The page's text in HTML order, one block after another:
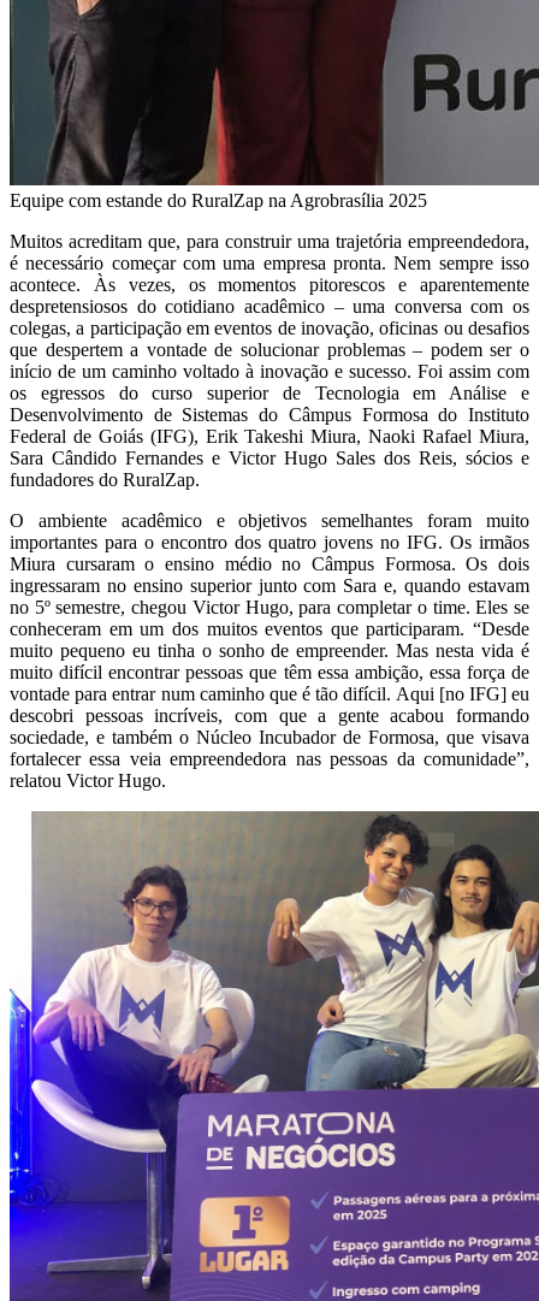
Equipe com estande do RuralZap na Agrobrasília 2025
Muitos acreditam que, para construir uma trajetória empreendedora,
é necessário começar com uma empresa pronta. Nem sempre isso
acontece. Às vezes, os momentos pitorescos e aparentemente
despretensiosos do cotidiano acadêmico – uma conversa com os
colegas, a participação em eventos de inovação, oficinas ou desafios
que despertem a vontade de solucionar problemas – podem ser o
início de um caminho voltado à inovação e sucesso. Foi assim com
os egressos do curso superior de Tecnologia em Análise e
Desenvolvimento de Sistemas do Câmpus Formosa do Instituto
Federal de Goiás (IFG), Erik Takeshi Miura, Naoki Rafael Miura,
Sara Cândido Fernandes e Victor Hugo Sales dos Reis, sócios e
fundadores do RuralZap.
O ambiente acadêmico e objetivos semelhantes foram muito
importantes para o encontro dos quatro jovens no IFG. Os irmãos
Miura cursaram o ensino médio no Câmpus Formosa. Os dois
ingressaram no ensino superior junto com Sara e, quando estavam
no 5º semestre, chegou Victor Hugo, para completar o time. Eles se
conheceram em um dos muitos eventos que participaram. “Desde
muito pequeno eu tinha o sonho de empreender. Mas nesta vida é
muito difícil encontrar pessoas que têm essa ambição, essa força de
vontade para entrar num caminho que é tão difícil. Aqui [no IFG] eu
descobri pessoas incríveis, com que a gente acabou formando
sociedade, e também o Núcleo Incubador de Formosa, que visava
fortalecer essa veia empreendedora nas pessoas da comunidade”,
relatou Victor Hugo.